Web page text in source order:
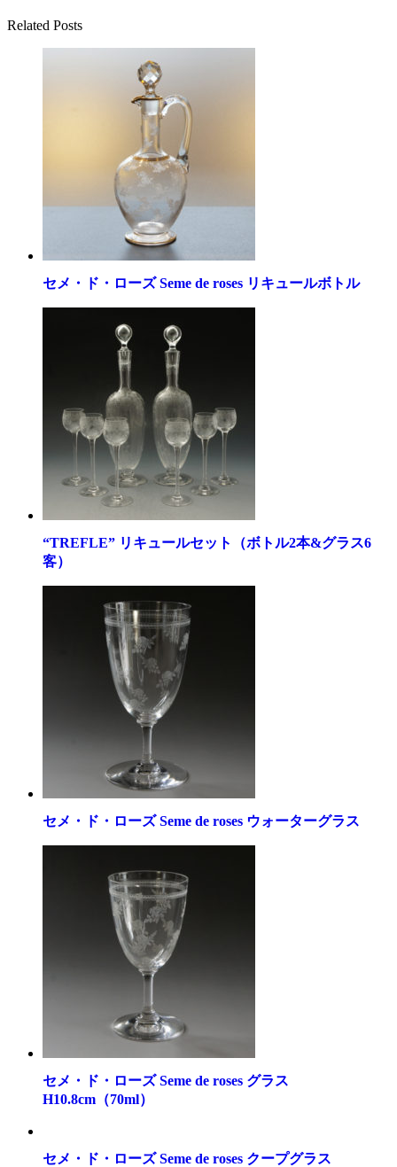
Related Posts
セメ・ド・ローズ Seme de roses リキュールボトル
“TREFLE” リキュールセット（ボトル2本&グラス6
客）
セメ・ド・ローズ Seme de roses ウォーターグラス
セメ・ド・ローズ Seme de roses グラス
H10.8cm（70ml）
セメ・ド・ローズ Seme de roses クープグラス